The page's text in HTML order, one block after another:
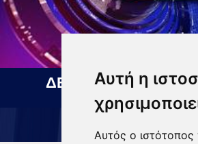
Αυτή η
Αυτός ο ιστότοπος
ΔΕΛΤΙΟ ΕΙΔΗΣΕΩΝ 10